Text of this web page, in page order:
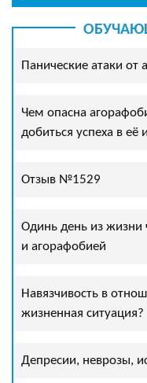
Панические атаки от
Чем опасна
добиться успеха в её
Отзыв №1529
Одинь день из жизни
и агорафобией
Навязчивость в
жизненная ситуация?
Депресии, неврозы,